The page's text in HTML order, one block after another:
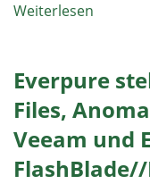
Weiterlesen
Everpure
Files,
Veeam und